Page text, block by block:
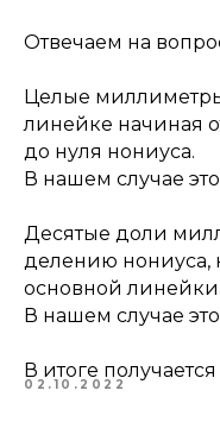
Отвечаем на
Целые
линейке начиная
до нуля нониуса.
В нашем случае
Десятые доли
делению нониуса,
основной линейки.
В нашем случае
В итоге
02.10.2022